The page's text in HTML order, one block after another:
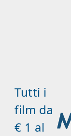
Tutti i
film da
€ 1 al